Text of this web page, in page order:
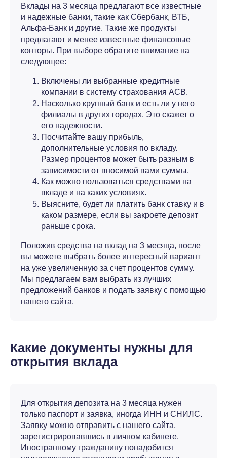
Вклады на 3 месяца предлагают все известные
и надежные банки, такие как Сбербанк, ВТБ,
Альфа-Банк и другие. Такие же продукты
предлагают и менее известные финансовые
конторы. При выборе обратите внимание на
следующее:
Включены ли выбранные кредитные
компании в систему страхования АСВ.
Насколько крупный банк и есть ли у него
филиалы в других городах. Это скажет о
его надежности.
Посчитайте вашу прибыль,
дополнительные условия по вкладу.
Размер процентов может быть разным в
зависимости от вносимой вами суммы.
Как можно пользоваться средствами на
вкладе и на каких условиях.
Выясните, будет ли платить банк ставку и в
каком размере, если вы закроете депозит
раньше срока.
Положив средства на вклад на 3 месяца, после
вы можете выбрать более интересный вариант
на уже увеличенную за счет процентов сумму.
Мы предлагаем вам выбрать из лучших
предложений банков и подать заявку с помощью
нашего сайта.
Какие документы нужны для
открытия вклада
Для открытия депозита на 3 месяца нужен
только паспорт и заявка, иногда ИНН и СНИЛС.
Заявку можно отправить с нашего сайта,
зарегистрировавшись в личном кабинете.
Иностранному гражданину понадобится